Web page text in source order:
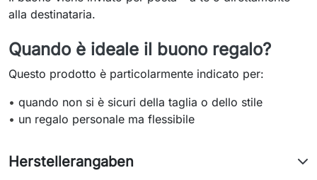
alla destinataria.
Quando è ideale il buono regalo?
Questo prodotto è particolarmente indicato per:
• quando non si è sicuri della taglia o dello stile
• un regalo personale ma flessibile
Herstellerangaben